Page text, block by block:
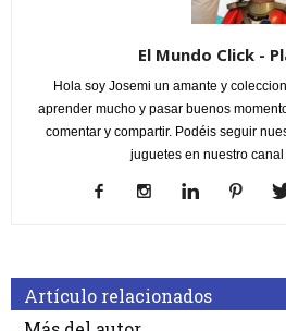
El Mundo Click -
Hola soy Josemi un amante y
aprender mucho y pasar buenos
comentar y compartir. Podéis seguir
juguetes en nuestro
Artículo relacionados